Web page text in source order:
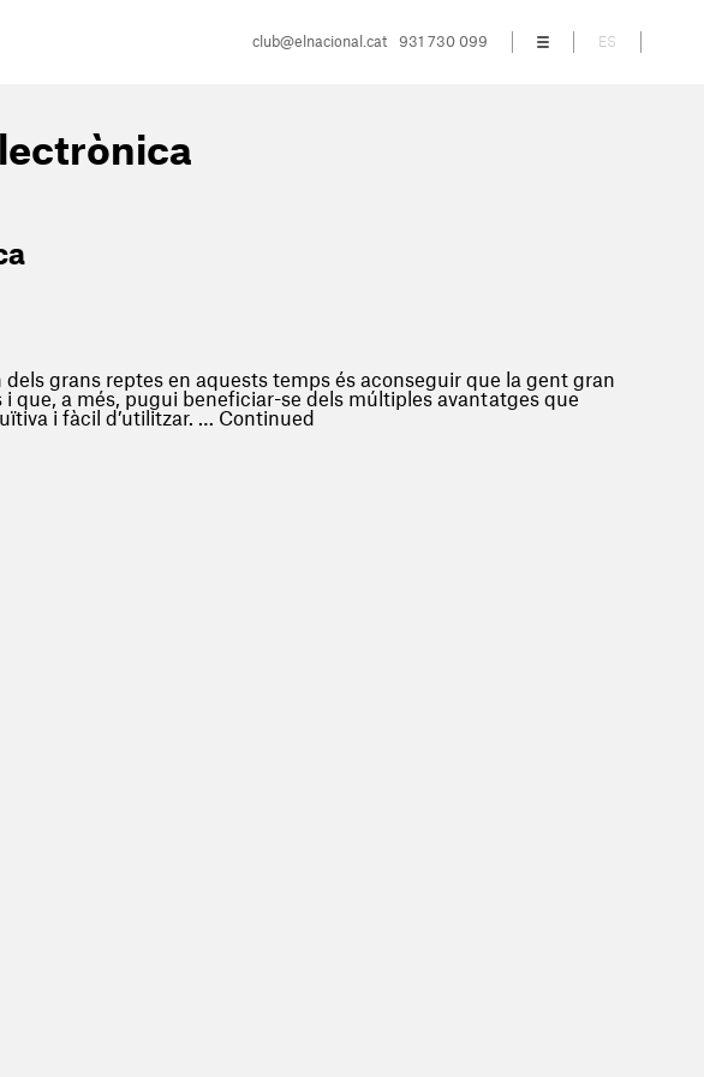
club@elnacional.cat 931 730 099 ES
grans reptes en aquests temps és aconseguir que la gent gran
que, a més, pugui beneficiar-se dels múltiples avantatges que
i fàcil d’utilitzar. … Continued